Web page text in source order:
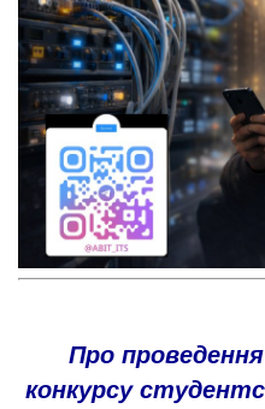
Про проведення
конкурсу